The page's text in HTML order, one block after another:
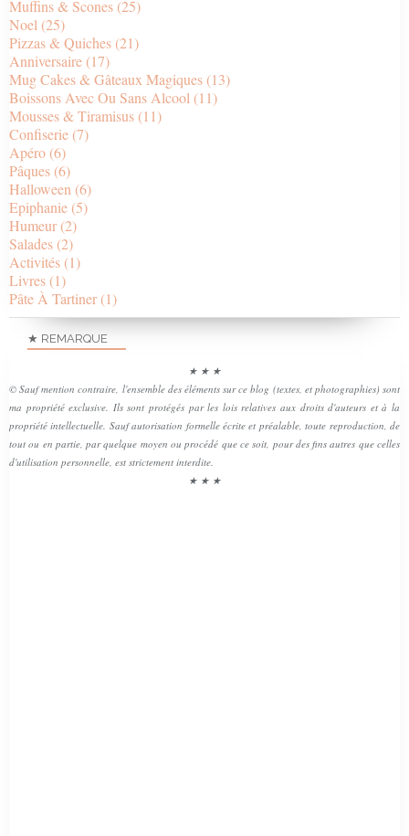
Muffins & Scones (25)
Noel (25)
Pizzas & Quiches (21)
Anniversaire (17)
Mug Cakes & Gâteaux Magiques (13)
Boissons Avec Ou Sans Alcool (11)
Mousses & Tiramisus (11)
Confiserie (7)
Apéro (6)
Pâques (6)
Halloween (6)
Epiphanie (5)
Humeur (2)
Salades (2)
Activités (1)
Livres (1)
Pâte À Tartiner (1)
★ REMARQUE
★ ★ ★
© Sauf mention contraire, l'ensemble des éléments sur ce blog (textes, et photographies) sont
ma propriété exclusive. Ils sont protégés par les lois relatives aux droits d'auteurs et à la
propriété intellectuelle. Sauf autorisation formelle écrite et préalable, toute reproduction, de
tout ou en partie, par quelque moyen ou procédé que ce soit, pour des fins autres que celles
d'utilisation personnelle, est strictement interdite.
★ ★ ★